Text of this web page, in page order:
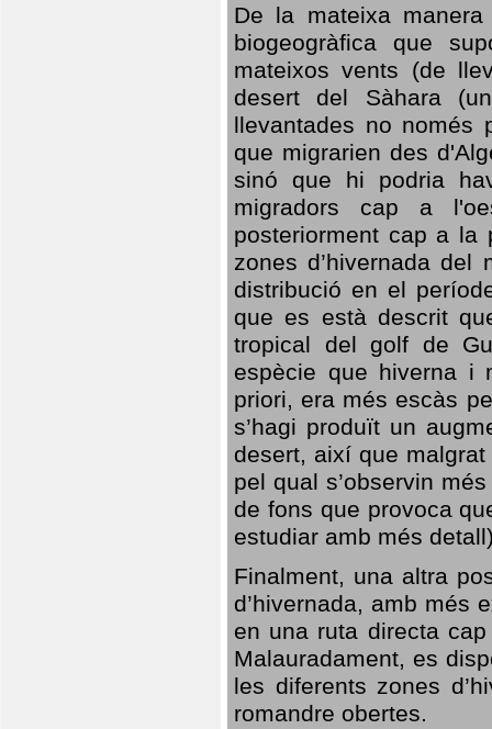
De la mateixa
biogeogràfica que
mateixos vents (de
desert del Sàhara
llevantades no només
que migrarien des
sinó que hi podria
migradors cap a
posteriorment cap a la
zones d’hivernada
distribució en el
que es està descrit
tropical del golf de
espècie que hiverna i
priori, era més escàs
s’hagi produït un
desert, així que
pel qual s’observin
de fons que provoca
estudiar amb més
Finalment, una altra
d’hivernada, amb més
en una ruta directa
Malauradament, es
les diferents zones
romandre obertes.